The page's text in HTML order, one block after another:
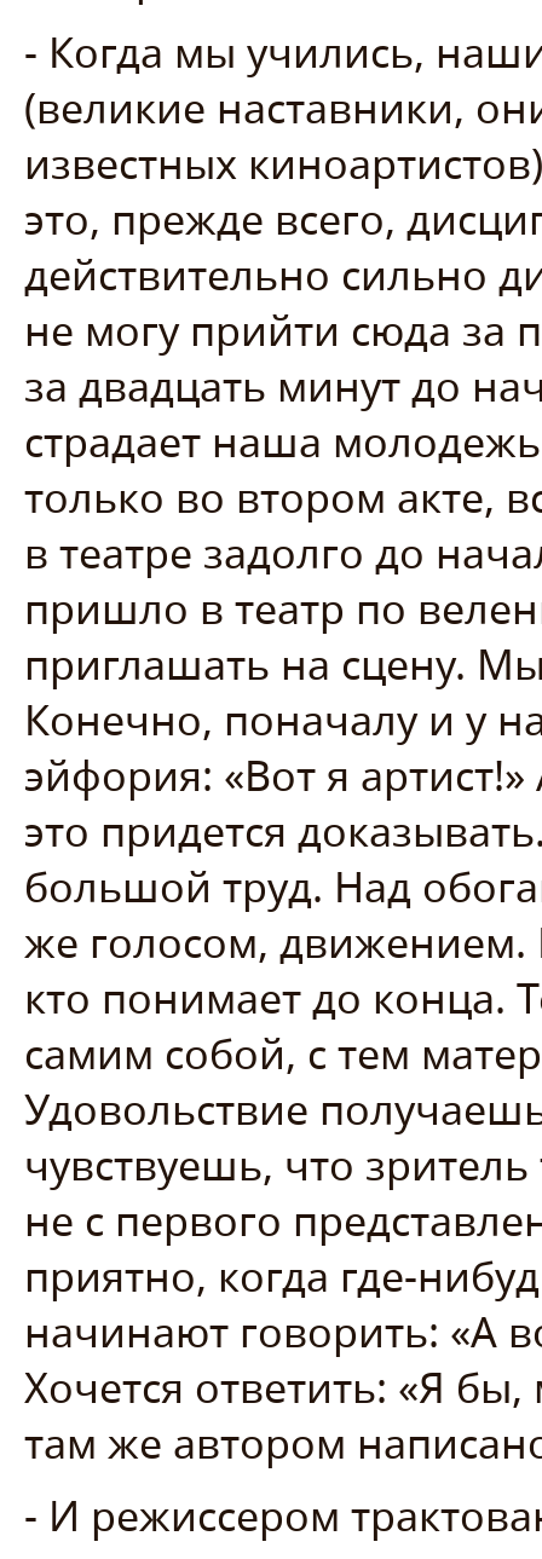
- Когда мы учились,
(великие наставники,
известных
это, прежде всего,
действительно сильно
не могу прийти сюда за
за двадцать минут до
страдает наша
только во втором акте,
в театре задолго до
пришло в театр по
приглашать на сцену.
Конечно, поначалу и у
эйфория: «Вот я
это придется
большой труд. Над
же голосом, движением.
кто понимает до конца.
самим собой, с тем
Удовольствие
чувствуешь, что
не с первого
приятно, когда где-
начинают говорить: «А
Хочется ответить: «Я
там же автором
- И режиссером